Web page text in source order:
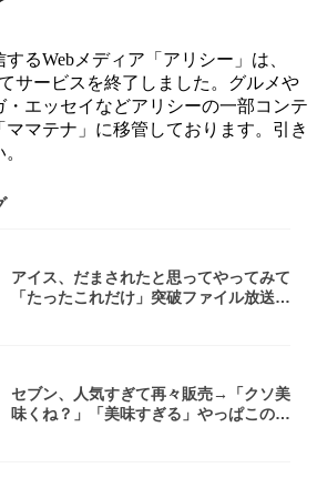
るWebメディア「アリシー」は、
サービスを終了しました。グルメや
エッセイなどアリシーの一部コンテ
マテナ」に移管しております。引き
アイス、だまされたと思ってやってみて
「たったこれだけ」突破ファイル放送で
セブン、人気すぎて再々販売→「クソ美
味くね？」「美味すぎる」やっぱこのク